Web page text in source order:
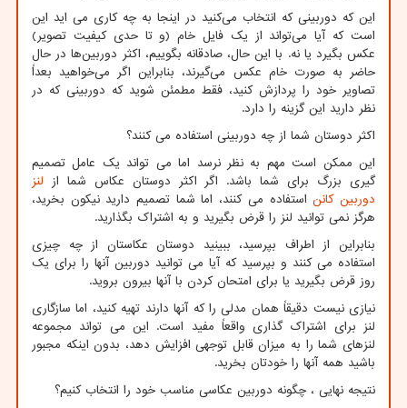
این که دوربینی که انتخاب می‌کنید در اینجا به چه کاری می اید این
است که آیا می‌تواند از یک فایل خام (و تا حدی کیفیت تصویر)
عکس بگیرد یا نه. با این حال، صادقانه بگوییم، اکثر دوربین‌ها در حال
حاضر به صورت خام عکس می‌گیرند، بنابراین اگر می‌خواهید بعداً
تصاویر خود را پردازش کنید، فقط مطمئن شوید که دوربینی که در
نظر دارید این گزینه را دارد.
اکثر دوستان شما از چه دوربینی استفاده می کنند؟
این ممکن است مهم به نظر نرسد اما می تواند یک عامل تصمیم
گیری بزرگ برای شما باشد. اگر اکثر دوستان عکاس شما از لنز
دوربین کانناستفاده می کنند، اما شما تصمیم دارید نیکون بخرید،
هرگز نمی توانید لنز را قرض بگیرید و به اشتراک بگذارید.
بنابراین از اطراف بپرسید، ببینید دوستان عکاستان از چه چیزی
استفاده می کنند و بپرسید که آیا می توانید دوربین آنها را برای یک
روز قرض بگیرید یا برای امتحان کردن با آنها بیرون بروید.
نیازی نیست دقیقاً همان مدلی را که آنها دارند تهیه کنید، اما سازگاری
لنز برای اشتراک گذاری واقعاً مفید است. این می تواند مجموعه
لنزهای شما را به میزان قابل توجهی افزایش دهد، بدون اینکه مجبور
باشید همه آنها را خودتان بخرید.
نتیجه نهایی ، چگونه دوربین عکاسی مناسب خود را انتخاب کنیم؟